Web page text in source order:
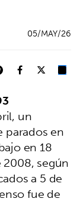
05/MAY/26
un
parados en
en 18
según
a 5 de
fue de